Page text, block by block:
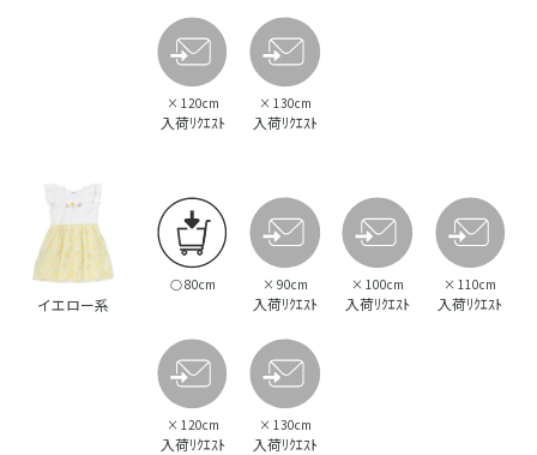
× 120cm
入荷ﾘｸｴｽﾄ
× 130cm
入荷ﾘｸｴｽﾄ
イエロー系
○80cm × 90cm
入荷ﾘｸｴｽﾄ
× 100cm
入荷ﾘｸｴｽﾄ
× 110cm
入荷ﾘｸｴｽﾄ
× 120cm
入荷ﾘｸｴｽﾄ
× 130cm
入荷ﾘｸｴｽﾄ